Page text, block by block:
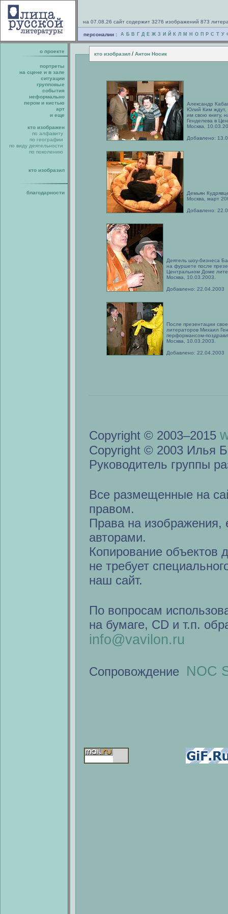
на 07.08.26 сайт содержит 3276 изображений 873
персоналии : А Б В Г Д Е Ж З И Й К Л М Н О П Р С Т У
о проекте кто изобразил / Антон Носик
портреты
на сцене и в зале
ситуации
групповые
события
неформально
пером и кистью
арт
и еще
кто изображен
по алфавиту
по географии
по виду деятельности
по поколению
кто изобразил
благодарности
Александр
Юлий Ким ждут,
им свою книгу,
Генделева в
Москва,
Добавлено:
Демьян
Москва, март
Добавлено:
Деятель шоу-бизнеса
на фуршете после
Центральном Доме
Москва, 10.03.2003.
Добавлено: 22.04.2003
После презентации
литераторов Михаил
перформансом-
Москва, 10.03.2003.
Добавлено: 22.04.2003
Copyright © 2003–2015
Copyright © 2003 Илья
Руководитель группы
Все размещенные на
правом.
Права на изображения,
авторами.
Копирование объектов
не требует
наш сайт.
По вопросам
на бумаге, CD и т.п.
info@vavilon.ru
Сопровождение NOC